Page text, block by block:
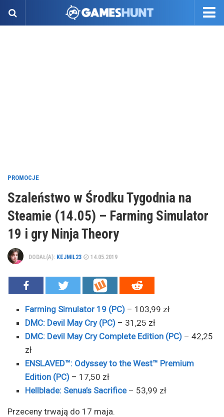
PROMOCJE
Szaleństwo w Środku Tygodnia na
Steamie (14.05) – Farming Simulator
19 i gry Ninja Theory
DODAŁ(A): KEJMIL23 14.05.2019
Farming Simulator 19 (PC) – 103,99 zł
DMC: Devil May Cry (PC) – 31,25 zł
DMC: Devil May Cry Complete Edition (PC) – 42,25
zł
ENSLAVED™: Odyssey to the West™ Premium
Edition (PC) – 17,50 zł
Hellblade: Senua’s Sacrifice– 53,99 zł
Przeceny trwają do 17 maja.